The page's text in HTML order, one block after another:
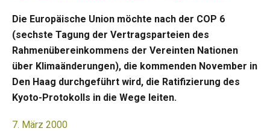
Die Europäische Union möchte nach der COP 6
(sechste Tagung der Vertragsparteien des
Rahmenübereinkommens der Vereinten Nationen
über Klimaänderungen), die kommenden November in
Den Haag durchgeführt wird, die Ratifizierung des
Kyoto-Protokolls in die Wege leiten.
7. März 2000